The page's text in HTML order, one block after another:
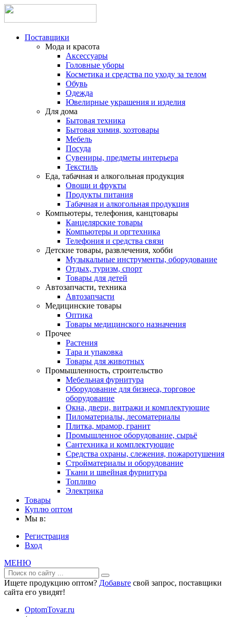
Поставщики
Мода и красота
Аксессуары
Головные уборы
Косметика и средства по уходу за телом
Обувь
Одежда
Ювелирные украшения и изделия
Для дома
Бытовая техника
Бытовая химия, хозтовары
Мебель
Посуда
Сувениры, предметы интерьера
Текстиль
Еда, табачная и алкогольная продукция
Овощи и фрукты
Продукты питания
Табачная и алкогольная продукция
Компьютеры, телефония, канцтовары
Канцелярские товары
Компьютеры и оргтехника
Телефония и средства связи
Детские товары, развлечения, хобби
Музыкальные инструменты, оборудование
Отдых, туризм, спорт
Товары для детей
Автозапчасти, техника
Автозапчасти
Медицинские товары
Оптика
Товары медицинского назначения
Прочее
Растения
Тара и упаковка
Товары для животных
Промышленность, строительство
Мебельная фурнитура
Оборудование для бизнеса, торговое
оборудование
Окна, двери, витражи и комплектующие
Пиломатериалы, лесоматериалы
Плитка, мрамор, гранит
Промышленное оборудование, сырьё
Сантехника и комплектующие
Средства охраны, слежения, пожаротушения
Стройматериалы и оборудование
Ткани и швейная фурнитура
Топливо
Электрика
Товары
Куплю оптом
Мы в:
Регистрация
Вход
МЕНЮ
Ищете продукцию оптом? Добавьте свой запрос, поставщики
сайта его увидят!
OptomTovar.ru